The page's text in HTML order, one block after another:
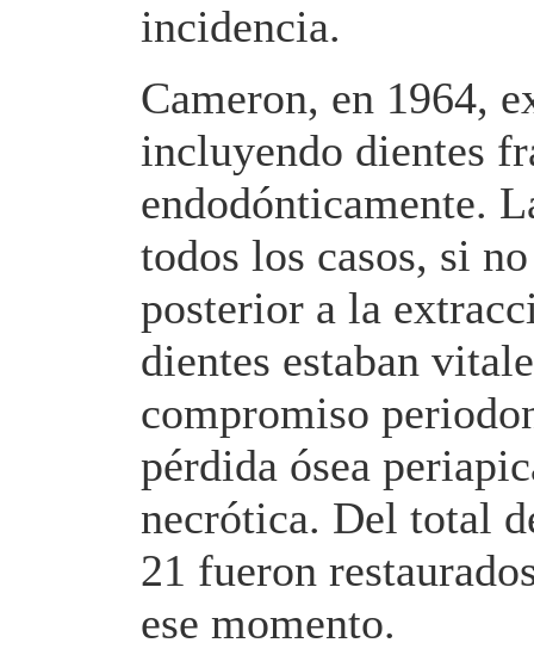
incidencia.
Cameron, en 1964,
incluyendo dientes
endodónticamente.
todos los casos, si
posterior a la
dientes estaban
compromiso
pérdida ósea
necrótica. Del total
21 fueron
ese momento.